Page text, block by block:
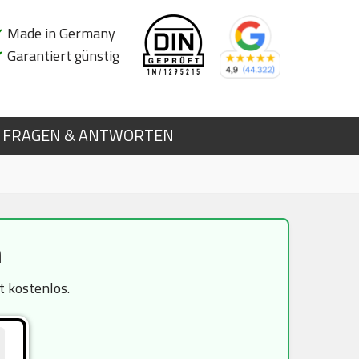
Made in Germany
Garantiert günstig
FRAGEN & ANTWORTEN
kostenlos.